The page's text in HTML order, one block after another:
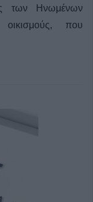
των Ηνωμένων
που